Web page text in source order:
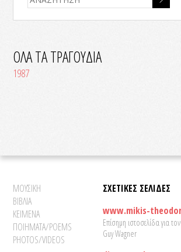
ΟΛΑ ΤΑ ΤΡΑΓΟΥΔΙΑ
1987
ΜΟΥΣΙΚΗ
ΒΙΒΛΙΑ
ΚΕΙΜΕΝΑ
ΠΟΙΗΜΑΤΑ/POEMS
PHOTOS/VIDEOS
ΣΧΕΤΙΚΕΣ ΣΕΛΙΔΕΣ
www.mikis-
Επίσημη ιστοσελίδα για
Guy Wagner